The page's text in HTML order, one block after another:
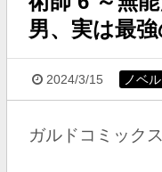
男、実は最強
2024/3/15 ノベ
ガルドコミック